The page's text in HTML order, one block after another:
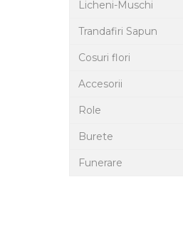
Licheni-Muschi
Trandafiri Sapun
Cosuri flori
Accesorii
Role
Burete
Funerare